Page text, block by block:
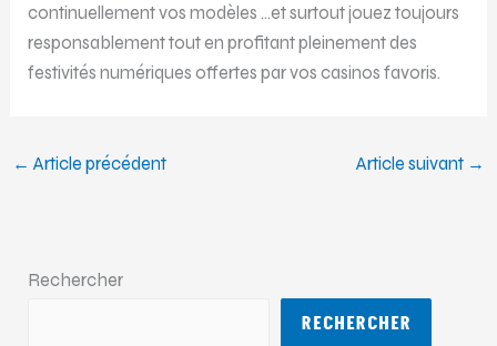
continuellement vos modèles …et surtout jouez toujours
responsablement tout en profitant pleinement des
festivités numériques offertes par vos casinos favoris.​
← Article précédent Article suivant →
Rechercher
RECHERCHER